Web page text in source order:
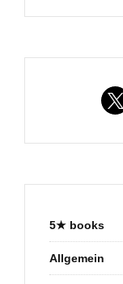
5★ books
Allgemein